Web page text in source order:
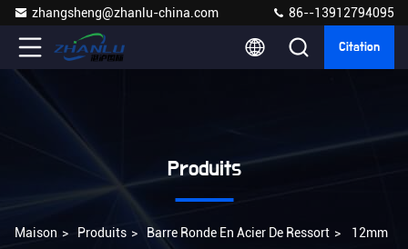
zhangsheng@zhanlu-china.com 86--13912794095
Citation
Produits
Maison > Produits > Barre Ronde En Acier De Ressort > 12mm